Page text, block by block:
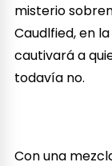
misterio
Caudlfied, en
cautivará a
todavía no.
Con una